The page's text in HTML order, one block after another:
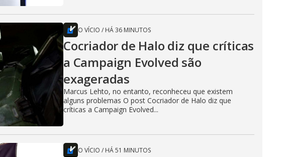
O VÍCIO / HÁ 36 MINUTOS
Cocriador de Halo diz que críticas
a Campaign Evolved são
exageradas
Marcus Lehto, no entanto, reconheceu que existem
alguns problemas O post Cocriador de Halo diz que
críticas a Campaign Evolved...
O VÍCIO / HÁ 51 MINUTOS